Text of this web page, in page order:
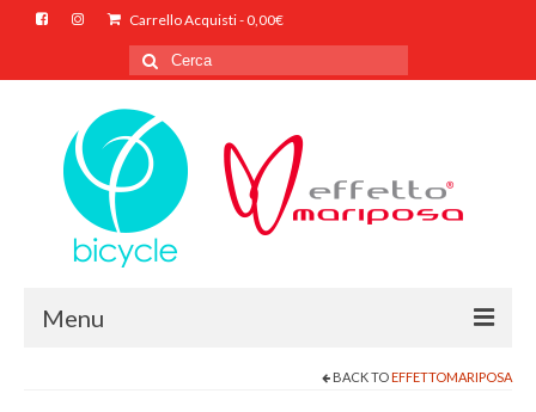
Carrello Acquisti-0,00€
Cerca
per:
Menu
BACK TOEFFETTOMARIPOSA